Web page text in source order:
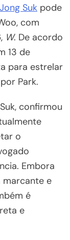
Suk pode
com
W. De acordo
13 de
para estrelar
Park.
confirmou
o
Embora
marcante e
é
e